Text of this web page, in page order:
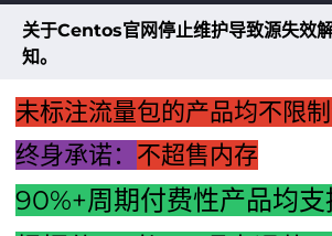
不大创造互联致力于以
了解更多
享无忧退款服务
关于Centos官网停止维护导致源失效
知。
未标注流量包的产品均不限
终身承诺： 不超售内存
90%+周期付费性产品均支